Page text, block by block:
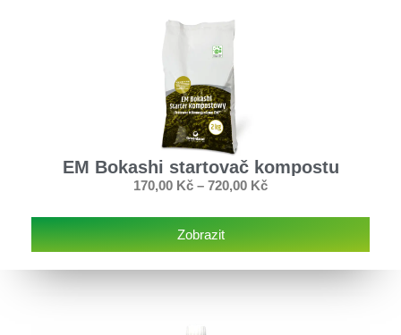
EM Bokashi startovač kompostu
170,00 Kč – 720,00 Kč
Zobrazit